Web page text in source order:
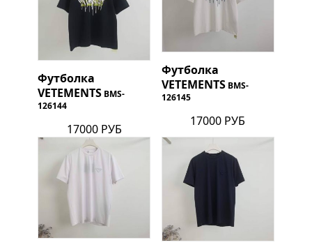
Футболка
VETEMENTS BMS-
126144
17000 РУБ
Футболка
VETEMENTS BMS-
126145
17000 РУБ